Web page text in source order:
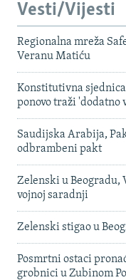
Vesti/Vijesti
Regionalna mreža
Veranu Matiću
Konstitutivna
ponovo traži 'dodatno
Saudijska Arabija,
odbrambeni pakt
Zelenski u Beogradu,
vojnoj saradnji
Zelenski stigao u
Posmrtni ostaci
grobnici u Zubinom